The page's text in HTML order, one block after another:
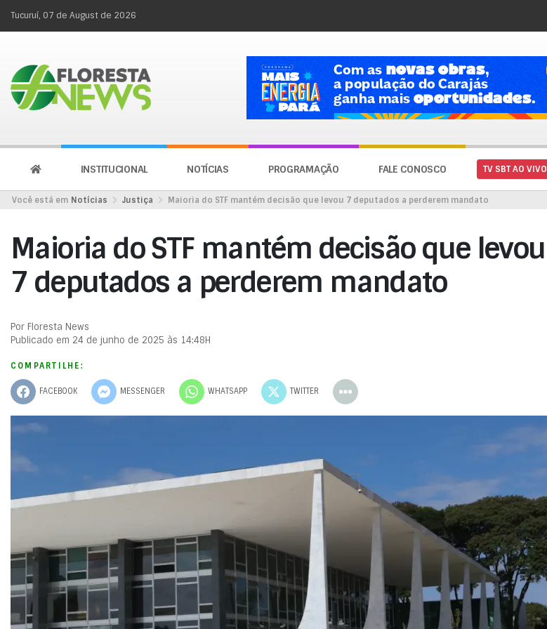
Tucuruí, 07 de August de 2026
INSTITUCIONAL NOTÍCIAS PROGRAMAÇÃO FALE CONOSCO TV SBT AO VIVO
Você está em Notícias Justiça Maioria do STF mantém decisão que levou 7 deputados a perderem mandato
Maioria do STF mantém decisão que levou
7 deputados a perderem mandato
Por Floresta News
Publicado em 24 de junho de 2025 às 14:48H
COMPARTILHE:
FACEBOOK MESSENGER WHATSAPP TWITTER